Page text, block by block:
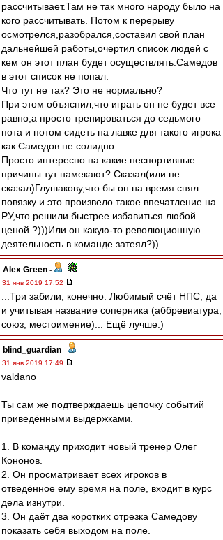
рассчитывает.Там не так много народу было на
кого рассчитывать. Потом к перерыву
осмотрелся,разобрался,составил свой план
дальнейшей работы,очертил список людей с
кем он этот план будет осуществлять.Самедов
в этот список не попал.
Что тут не так? Это не нормально?
При этом объяснил,что играть он не будет все
равно,а просто тренироваться до седьмого
пота и потом сидеть на лавке для такого игрока
как Самедов не солидно.
Просто интересно на какие неспортивные
причины тут намекают? Сказал(или не
сказал)Глушакову,что бы он на время снял
повязку и это произвело такое впечатление на
РУ,что решили быстрее избавиться любой
ценой ?)))Или он какую-то революционную
деятельность в команде затеял?))
Alex Green -
31 янв 2019 17:52
...Три забили, конечно. Любимый счёт НПС, да
и учитывая название соперника (аббревиатура,
союз, местоимение)... Ещё лучше:)
blind_guardian -
31 янв 2019 17:49
valdano
Ты сам же подтверждаешь цепочку событий
приведёнными выдержками.
1. В команду приходит новый тренер Олег
Кононов.
2. Он просматривает всех игроков в
отведённое ему время на поле, входит в курс
дела изнутри.
3. Он даёт два коротких отрезка Самедову
показать себя выходом на поле.